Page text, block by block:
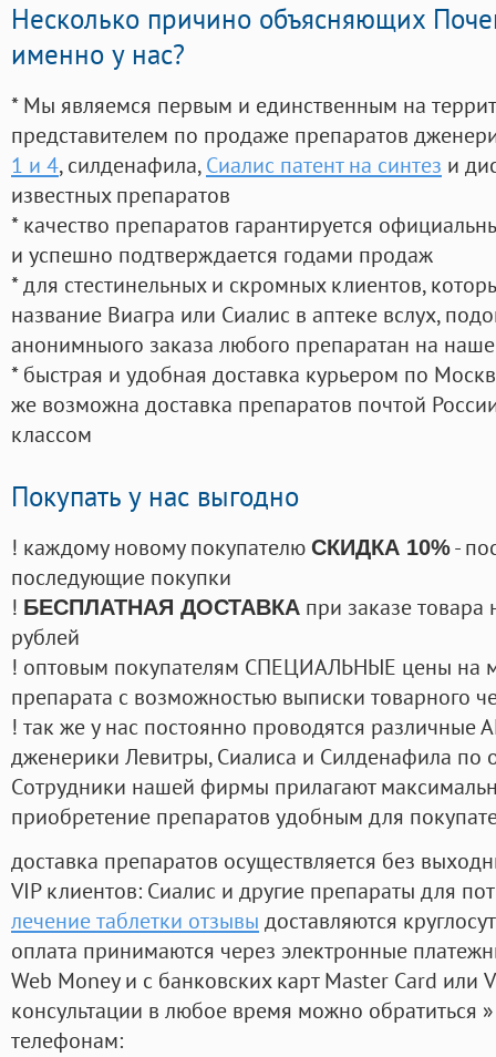
Несколько причино объясняющих
именно у нас?
* Мы являемся первым и единственным на
представителем по продаже препаратов
1 и 4, силденафила, Сиалис патент на синтез и
известных препаратов
* качество препаратов гарантируется
и успешно подтверждается годами продаж
* для стестинельных и скромных клиентов,
название Виагра или Сиалис в аптеке вслух,
анонимныого заказа любого препаратан на
* быстрая и удобная доставка курьером по
же возможна доставка препаратов почтой
классом
Покупать у нас выгодно
! каждому новому покупателю СКИДКА 10%-
последующие покупки
! БЕСПЛАТНАЯ ДОСТАВКА при заказе
рублей
! оптовым покупателям СПЕЦИАЛЬНЫЕ цены на
препарата с возможностью выписки товарного
! так же у нас постоянно проводятся
дженерики Левитры, Сиалиса и Силденафила по
Cотрудники нашей фирмы прилагают
приобретение препаратов удобным для
доставка препаратов осуществляется без
VIP клиентов: Сиалис и другие препараты для
лечение таблетки отзывы доставляются
оплата принимаются через электронные
Web Money и с банковских карт Master Card или
консультации в любое время можно обратиться
телефонам: